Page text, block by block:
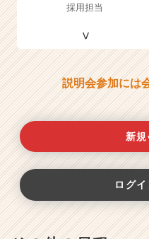
採用担当
説明会参加には
新
ログ